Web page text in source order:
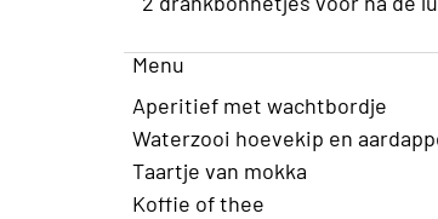
Menu
Aperitief met wachtbordje
Waterzooi hoevekip en
Taartje van mokka
Koffie of thee